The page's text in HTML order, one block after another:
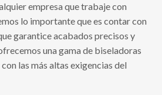
empresa que trabaje con
lo importante que es contar con
garantice acabados precisos y
una gama de biseladoras
las más altas exigencias del